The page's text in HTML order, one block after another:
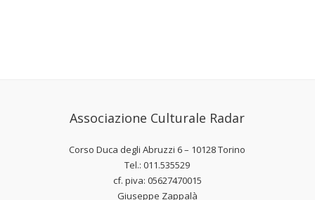
Associazione Culturale Radar
Corso Duca degli Abruzzi 6 – 10128 Torino
Tel.: 011.535529
cf. piva: 05627470015
Giuseppe Zappalà